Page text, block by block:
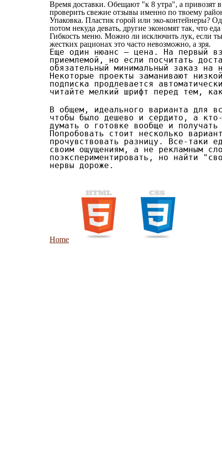
Время доставки. Обещают "к 8 утра", а привозят
проверить свежие отзывы именно по твоему
Упаковка. Пластик горой или эко-контейнеры?
потом некуда девать, другие экономят так, что
Гибкость меню. Можно ли исключить лук, если
жестких рационах это часто невозможно, а зря.
Еще один нюанс — цена. На первый
приемлемой, но если посчитать
обязательный минимальный заказ
Некоторые проекты заманивают
подписка продлевается
читайте мелкий шрифт перед тем,
В общем, идеального варианта для
чтобы было дешево и сердито, а
думать о готовке вообще и
Попробовать стоит несколько
прочувствовать разницу. Все-таки
своим ощущениям, а не рекламным
поэкспериментировать, но найти
нервы дороже.
Home